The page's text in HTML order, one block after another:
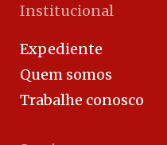
Institucional
Expediente
Quem somos
Trabalhe conosco